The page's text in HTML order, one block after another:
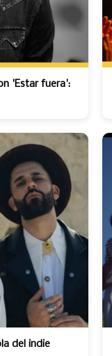
'Estar fuera':
del indie